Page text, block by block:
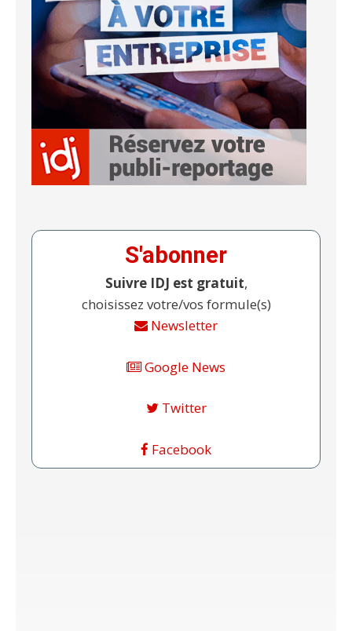
S'abonner
Suivre IDJ est gratuit,
choisissez votre/vos formule(s)
Newsletter
Google News
Twitter
Facebook